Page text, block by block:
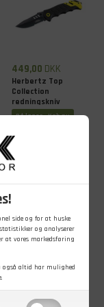
side og for at huske
og analyserer
at vores markedsføring
også altid har mulighed
449,00 DKK
Herbertz Top
Collection
redningskniv
med etui,
På lager - Køb nu
849,00DKK